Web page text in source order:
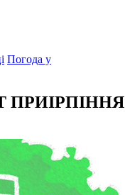
Погода у
ПРИІРПІННЯ